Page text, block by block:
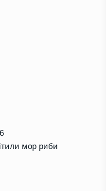
мор риби